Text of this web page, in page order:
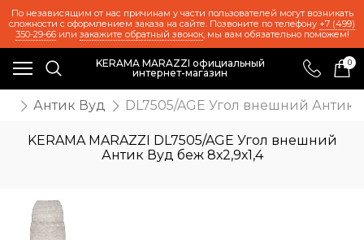
По независящим от нас причинам у части пользователей могут возникать
сложности с оформлением заказа на сайте. Позвоните по телефону +7 (499)
350-29-66или закажите обратный звонок, мы вам обязательно поможем!
KERAMA MARAZZI официальный
интернет-магазин
0
Антик Вуд DL7505/AGE Угол внешний Антик
KERAMA MARAZZI DL7505/AGE Угол внешний
Антик Вуд беж 8х2,9х1,4